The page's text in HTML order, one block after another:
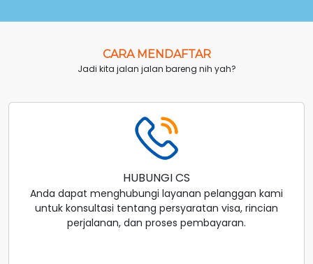
CARA MENDAFTAR
Jadi kita jalan jalan bareng nih yah?
HUBUNGI CS
Anda dapat menghubungi layanan pelanggan kami
untuk konsultasi tentang persyaratan visa, rincian
perjalanan, dan proses pembayaran.